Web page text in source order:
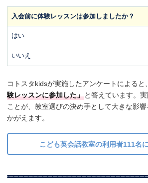
入会前に体験レッスンは参加しましたか？
はい
いいえ
コトスタkidsが実施したアンケートによると、
験レッスンに参加した」と答えています。
ことが、教室選びの決め手として大きな影
かがえます。
こども英会話教室の利用者111名